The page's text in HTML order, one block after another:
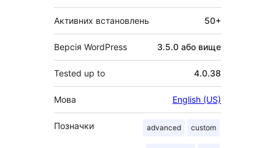
Активних встановлень 50+
Версія WordPress 3.5.0 або вище
Tested up to 4.0.38
Мова English (US)
Позначки advanced custom